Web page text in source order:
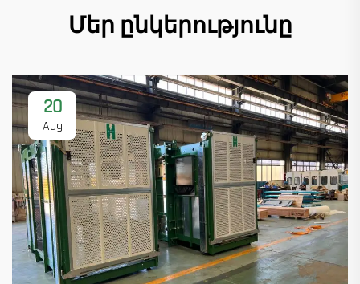
Մեր ընկերությունը
20
Aug